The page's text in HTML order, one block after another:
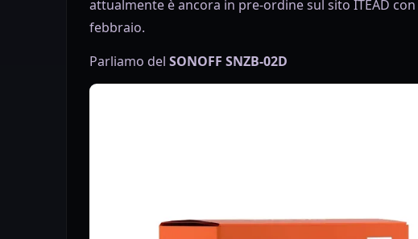
attualmente è ancora in pre-ordine sul sito ITEAD
febbraio.
Parliamo del SONOFF SNZB-02D